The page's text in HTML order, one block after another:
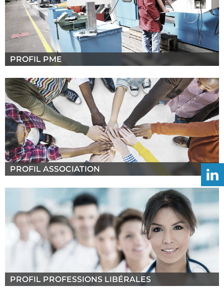
PROFIL PME
PROFIL ASSOCIATION
PROFIL PROFESSIONS LIBÉRALES